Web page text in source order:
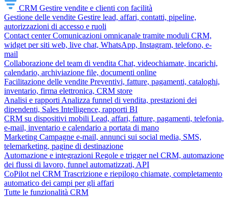
CRM Gestire vendite e clienti con facilità
Gestione delle vendite Gestire lead, affari, contatti, pipeline,
autorizzazioni di accesso e ruoli
Contact center Comunicazioni omnicanale tramite moduli CRM,
widget per siti web, live chat, WhatsApp, Instagram, telefono, e-
mail
Collaborazione del team di vendita Chat, videochiamate, incarichi,
calendario, archiviazione file, documenti online
Facilitazione delle vendite Preventivi, fatture, pagamenti, cataloghi,
inventario, firma elettronica, CRM store
Analisi e rapporti Analizza funnel di vendita, prestazioni dei
dipendenti, Sales Intelligence, rapporti BI
CRM su dispositivi mobili Lead, affari, fatture, pagamenti, telefonia,
e-mail, inventario e calendario a portata di mano
Marketing Campagne e-mail, annunci sui social media, SMS,
telemarketing, pagine di destinazione
Automazione e integrazioni Regole e trigger nel CRM, automazione
dei flussi di lavoro, funnel automatizzati, API
CoPilot nel CRM Trascrizione e riepilogo chiamate, completamento
automatico dei campi per gli affari
Tutte le funzionalità CRM